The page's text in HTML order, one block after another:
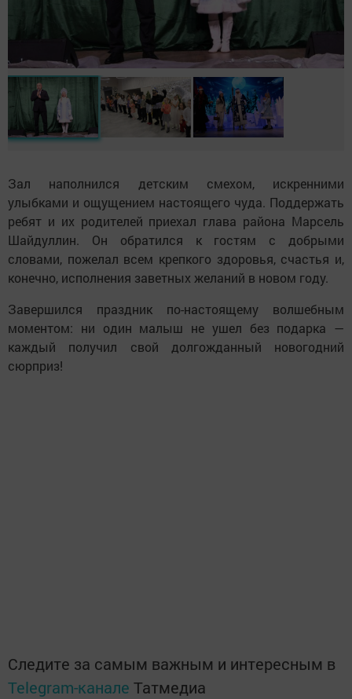
Зал наполнился детским смехом, искренними
улыбками и ощущением настоящего чуда. Поддержать
ребят и их родителей приехал глава района Марсель
Шайдуллин. Он обратился к гостям с добрыми
словами, пожелал всем крепкого здоровья, счастья и,
конечно, исполнения заветных желаний в новом году.
Завершился праздник по-настоящему волшебным
моментом: ни один малыш не ушел без подарка —
каждый получил свой долгожданный новогодний
сюрприз!
Следите за самым важным и интересным в
Telegram-канале Татмедиа